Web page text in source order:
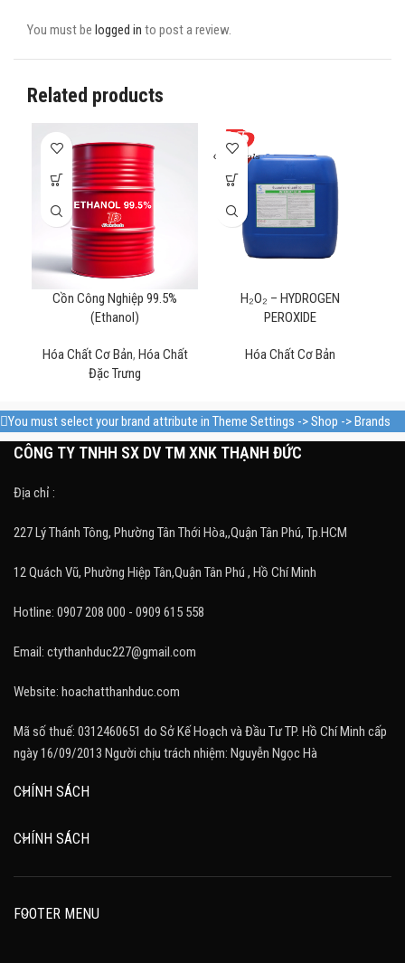
You must be logged in to post a review.
Related products
Cồn Công Nghiệp 99.5%
(Ethanol)
Hóa Chất Cơ Bản, Hóa Chất
Đặc Trưng
H₂O₂ – HYDROGEN
PEROXIDE
Hóa Chất Cơ Bản
You must select your brand attribute in Theme Settings -> Shop -> Brands
CÔNG TY TNHH SX DV TM XNK THẠNH ĐỨC
Địa chỉ :
227 Lý Thánh Tông, Phường Tân Thới Hòa,,Quận Tân Phú, Tp.HCM
12 Quách Vũ, Phường Hiệp Tân,Quận Tân Phú , Hồ Chí Minh
Hotline: 0907 208 000 - 0909 615 558
Email: ctythanhduc227@gmail.com
Website: hoachatthanhduc.com
Mã số thuế: 0312460651 do Sở Kế Hoạch và Đầu Tư TP. Hồ Chí Minh cấp
ngày 16/09/2013 Người chịu trách nhiệm: Nguyễn Ngọc Hà
CHÍNH SÁCH
CHÍNH SÁCH
FOOTER MENU